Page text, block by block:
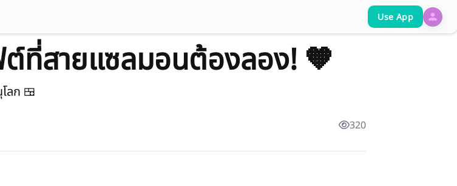
Use App
ที่สายแซลมอนต้องลอง! 🧡
ลก 🍱
320